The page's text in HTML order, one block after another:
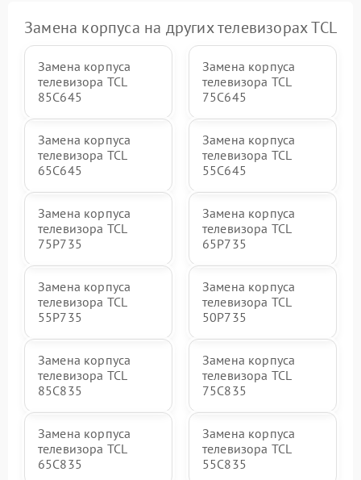
Замена корпуса на других телевизорах TCL
Замена корпуса
телевизора TCL
85C645
Замена корпуса
телевизора TCL
75C645
Замена корпуса
телевизора TCL
65C645
Замена корпуса
телевизора TCL
55C645
Замена корпуса
телевизора TCL
75P735
Замена корпуса
телевизора TCL
65P735
Замена корпуса
телевизора TCL
55P735
Замена корпуса
телевизора TCL
50P735
Замена корпуса
телевизора TCL
85C835
Замена корпуса
телевизора TCL
75C835
Замена корпуса
телевизора TCL
65C835
Замена корпуса
телевизора TCL
55C835